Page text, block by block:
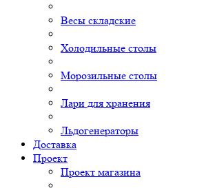
Весы складские
Холодильные столы
Морозильные столы
Лари для хранения
Льдогенераторы
Доставка
Проект
Проект магазина